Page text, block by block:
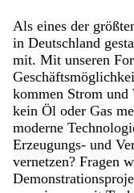
Als eines der
in Deutschland
mit. Mit unseren
kommen Strom
kein Öl oder Gas
moderne
Erzeugungs- und
vernetzen? Fragen